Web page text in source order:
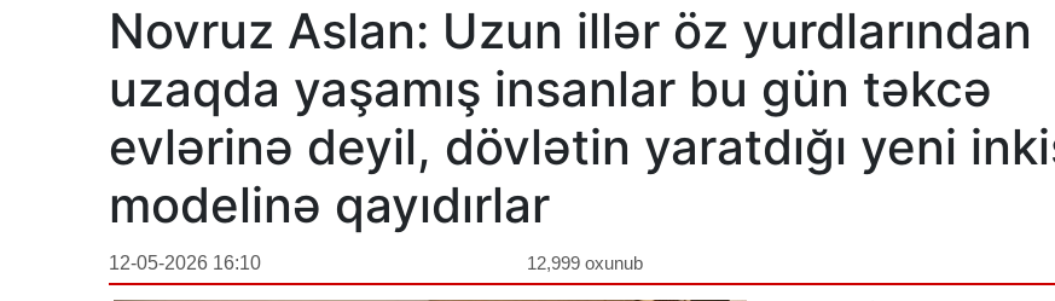
Novruz Aslan: Uzun illər öz yurdlarından
uzaqda yaşamış insanlar bu gün təkcə
evlərinə deyil, dövlətin yaratdığı yeni
modelinə qayıdırlar
12-05-2026 16:10 12,999 oxunub